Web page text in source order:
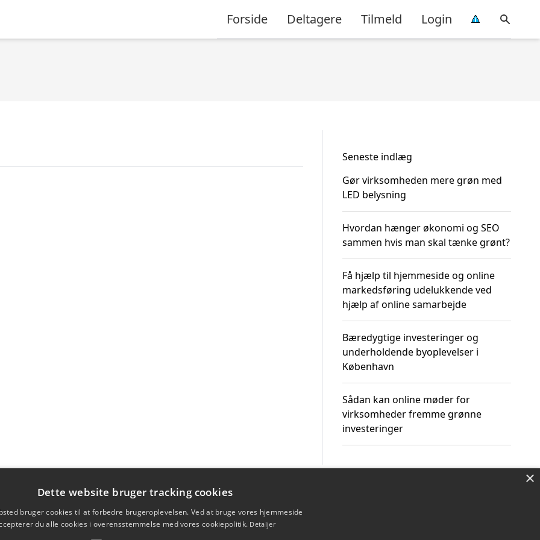
Forside Deltagere Tilmeld Login
Seneste indlæg
Gør virksomheden mere grøn med
LED belysning
Hvordan hænger økonomi og SEO
sammen hvis man skal tænke grønt?
Få hjælp til hjemmeside og online
markedsføring udelukkende ved
hjælp af online samarbejde
Bæredygtige investeringer og
underholdende byoplevelser i
København
Sådan kan online møder for
virksomheder fremme grønne
investeringer
×
Dette website bruger tracking cookies
bruger cookies til at forbedre brugeroplevelsen. Ved at bruge vores hjemmeside
du alle cookies i overensstemmelse med vores cookiepolitik. Detaljer